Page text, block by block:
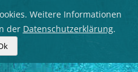
Weitere Informationen
der Datenschutzerklärung.